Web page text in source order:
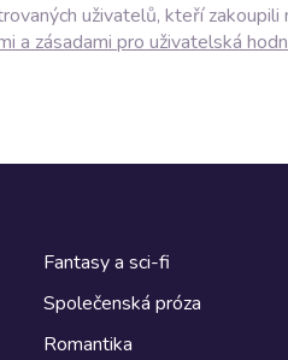
uživatelů, kteří
a zásadami pro uživatelská
Fantasy a sci-fi
Společenská próza
Romantika